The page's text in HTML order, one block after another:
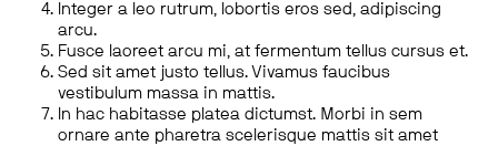
Integer a leo rutrum, lobortis eros sed, adipiscing
arcu.
Fusce laoreet arcu mi, at fermentum tellus cursus et.
Sed sit amet justo tellus. Vivamus faucibus
vestibulum massa in mattis.
In hac habitasse platea dictumst. Morbi in sem
ornare ante pharetra scelerisque mattis sit amet